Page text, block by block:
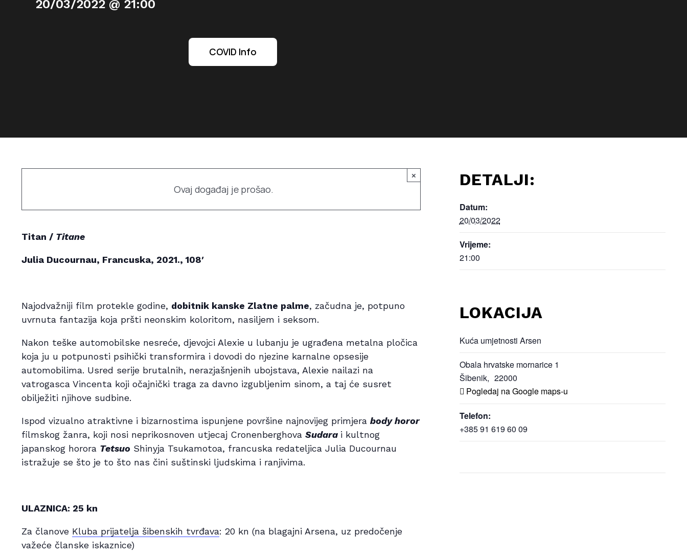
20/03/2022 @ 21:00
COVID Info
×
Ovaj događaj je prošao.
Titan / Titane
Julia Ducournau, Francuska, 2021., 108′
Najodvažniji film protekle godine, dobitnik kanske Zlatne palme, začudna je, potpuno
uvrnuta fantazija koja pršti neonskim koloritom, nasiljem i seksom.
Nakon teške automobilske nesreće, djevojci Alexie u lubanju je ugrađena metalna pločica
koja ju u potpunosti psihički transformira i dovodi do njezine karnalne opsesije
automobilima. Usred serije brutalnih, nerazjašnjenih ubojstava, Alexie nailazi na
vatrogasca Vincenta koji očajnički traga za davno izgubljenim sinom, a taj će susret
obilježiti njihove sudbine.
Ispod vizualno atraktivne i bizarnostima ispunjene površine najnovijeg primjera body horor
filmskog žanra, koji nosi neprikosnoven utjecaj Cronenberghova Sudara i kultnog
japanskog horora Tetsuo Shinyja Tsukamotoa, francuska redateljica Julia Ducournau
istražuje se što je to što nas čini suštinski ljudskima i ranjivima.
ULAZNICA: 25 kn
Za članove Kluba prijatelja šibenskih tvrđava: 20 kn (na blagajni Arsena, uz predočenje
važeće članske iskaznice)
DETALJI:
Datum:
20/03/2022
Vrijeme:
21:00
LOKACIJA
Kuća umjetnosti Arsen
Obala hrvatske mornarice 1
Šibenik, 22000
Pogledaj na Google maps-u
Telefon:
+385 91 619 60 09